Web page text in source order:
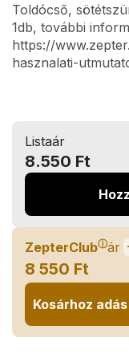
Toldócső,
1db, további
https://
hasznalati-
Listaár
8.550 Ft
ZepterClubⓘár
8 550 Ft
Kosárhoz